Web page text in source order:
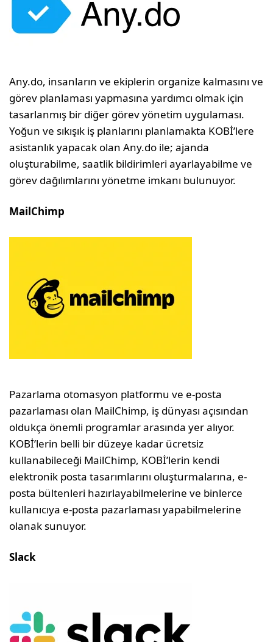
Any.do, insanların ve ekiplerin organize kalmasını ve
görev planlaması yapmasına yardımcı olmak için
tasarlanmış bir diğer görev yönetim uygulaması.
Yoğun ve sıkışık iş planlarını planlamakta KOBİ’lere
asistanlık yapacak olan Any.do ile; ajanda
oluşturabilme, saatlik bildirimleri ayarlayabilme ve
görev dağılımlarını yönetme imkanı bulunuyor.
MailChimp
Pazarlama otomasyon platformu ve e-posta
pazarlaması olan MailChimp, iş dünyası açısından
oldukça önemli programlar arasında yer alıyor.
KOBİ’lerin belli bir düzeye kadar ücretsiz
kullanabileceği MailChimp, KOBİ’lerin kendi
elektronik posta tasarımlarını oluşturmalarına, e-
posta bültenleri hazırlayabilmelerine ve binlerce
kullanıcıya e-posta pazarlaması yapabilmelerine
olanak sunuyor.
Slack